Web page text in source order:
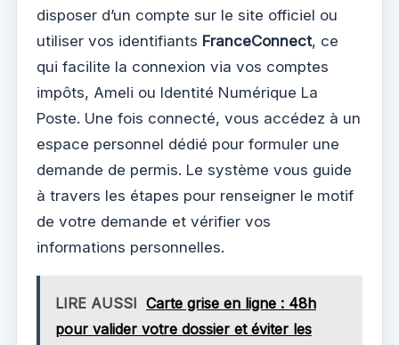
disposer d’un compte sur le site officiel ou
utiliser vos identifiants FranceConnect, ce
qui facilite la connexion via vos comptes
impôts, Ameli ou Identité Numérique La
Poste. Une fois connecté, vous accédez à un
espace personnel dédié pour formuler une
demande de permis. Le système vous guide
à travers les étapes pour renseigner le motif
de votre demande et vérifier vos
informations personnelles.
LIRE AUSSI Carte grise en ligne : 48h
pour valider votre dossier et éviter les